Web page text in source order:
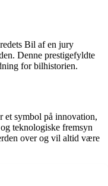
Bil af en jury
Denne prestigefyldte
for bilhistorien.
et symbol på innovation,
teknologiske fremsyn
over og vil altid være